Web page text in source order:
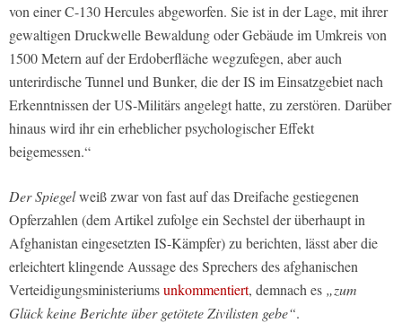
von einer C-130 Hercules abgeworfen. Sie ist in der Lage, mit ihrer
gewaltigen Druckwelle Bewaldung oder Gebäude im Umkreis von
1500 Metern auf der Erdoberfläche wegzufegen, aber auch
unterirdische Tunnel und Bunker, die der IS im Einsatzgebiet nach
Erkenntnissen der US-Militärs angelegt hatte, zu zerstören. Darüber
hinaus wird ihr ein erheblicher psychologischer Effekt
beigemessen.“
Der Spiegelweiß zwar von fast auf das Dreifache gestiegenen
Opferzahlen (dem Artikel zufolge ein Sechstel der überhaupt in
Afghanistan eingesetzten IS-Kämpfer) zu berichten, lässt aber die
erleichtert klingende Aussage des Sprechers des afghanischen
Verteidigungsministeriumsunkommentiert, demnach es „zum
Glück keine Berichte über getötete Zivilisten gebe“.